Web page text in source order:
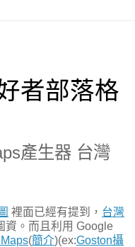
者部落格
產生器 台灣
裡面已經有提到， 台灣
資。而且利用 Google
(簡介)(ex:Goston攝